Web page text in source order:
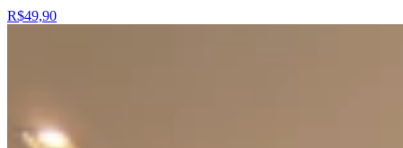
R$49,90